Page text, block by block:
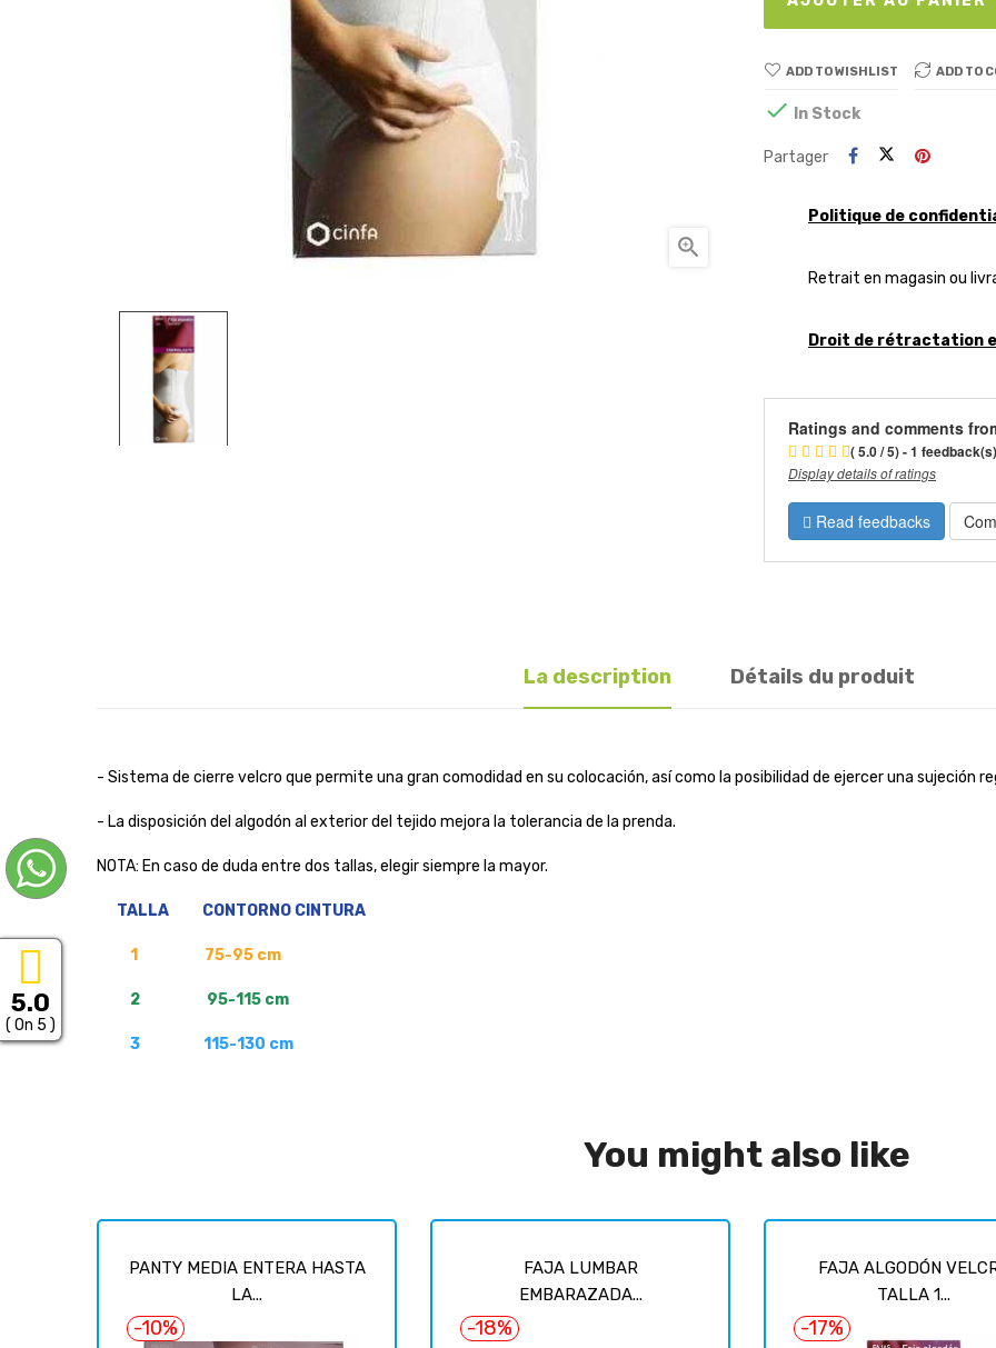

ADD TO WISHLIST ADD TO
 In Stock
Partager
Politique de
Retrait en magasin ou
Droit de rétractation
Ratings and comments
( 5.0 / 5) - 1 feedback(s)
Display details of ratings
Read feedbacks
La description Détails du produit
- Sistema de cierre velcro que permite una gran comodidad en su colocación, así como la posibilidad de ejercer una sujeción
- La disposición del algodón al exterior del tejido mejora la tolerancia de la prenda.
NOTA: En caso de duda entre dos tallas, elegir siempre la mayor.
TALLA CONTORNO CINTURA
1 75-95 cm
2 95-115 cm
3 115-130 cm
You might also like
PANTY MEDIA ENTERA HASTA
LA...
-10%
FAJA LUMBAR
EMBARAZADA...
-18%
FAJA ALGODÓN
TALLA 1...
-17%
5.0
( On 5 )